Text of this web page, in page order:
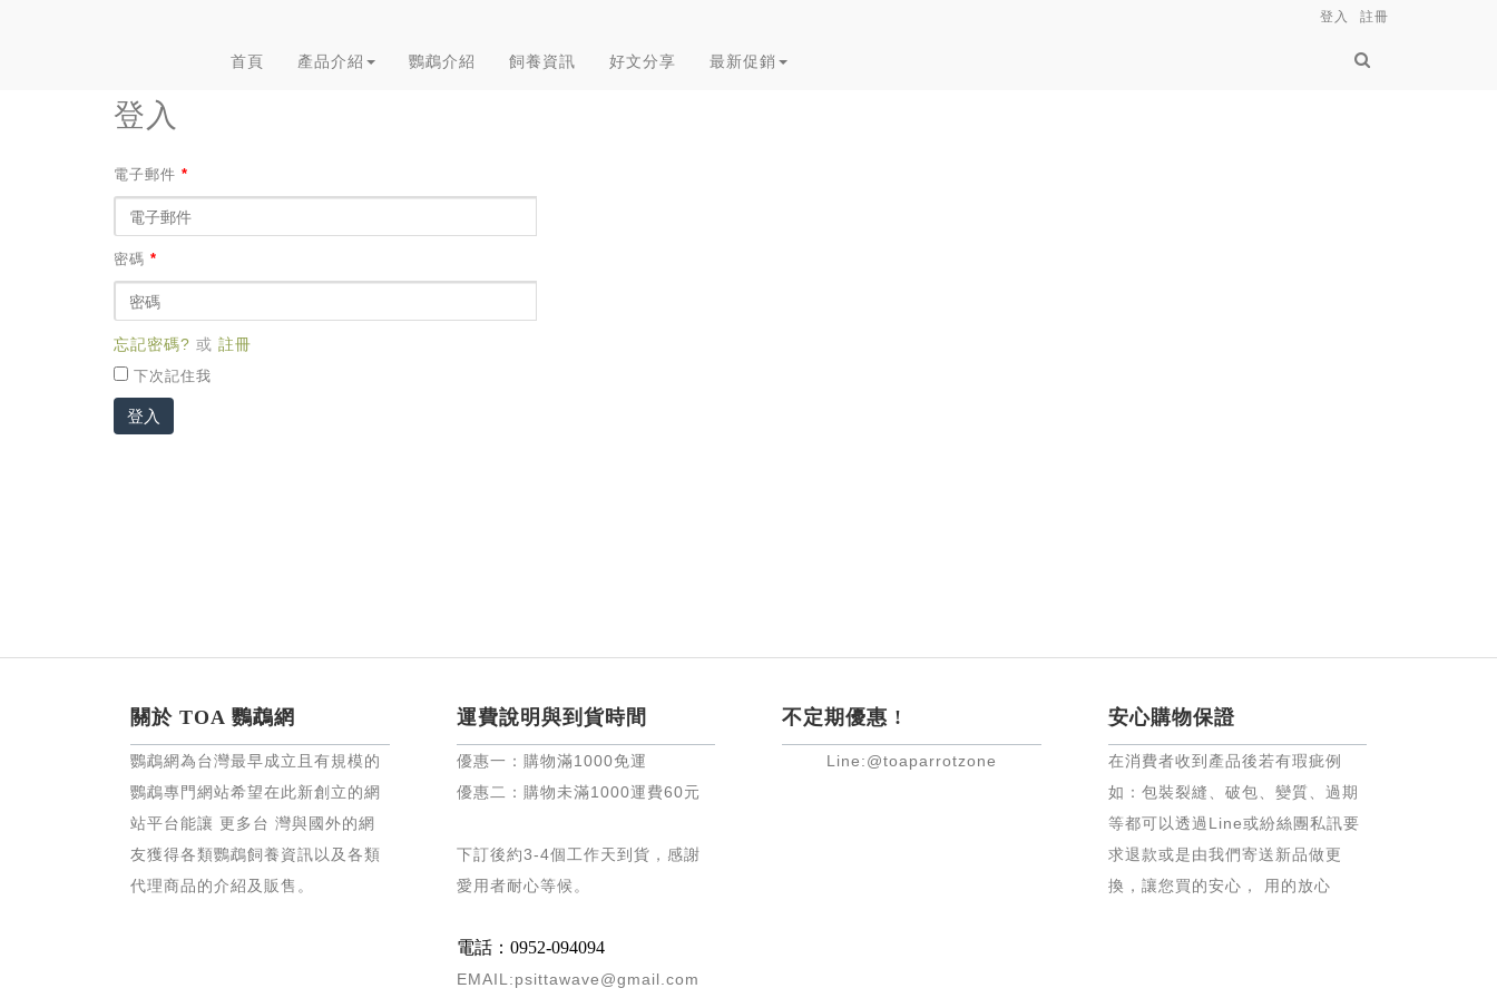
登入 註冊
首頁 產品介紹 鸚鵡介紹 飼養資訊 好文分享 最新促銷
登入
電子郵件 *
密碼 *
忘記密碼? 或 註冊
下次記住我
登入
關於 TOA 鸚鵡網
鸚鵡網為台灣最早成立且有規模的
鸚鵡專門網站希望在此新創立的網
站平台能讓 更多台 灣與國外的網
友獲得各類鸚鵡飼養資訊以及各類
代理商品的介紹及販售。
運費說明與到貨時間
優惠一：購物滿1000免運
優惠二：購物未滿1000運費60元
下訂後約3-4個工作天到貨，感謝
愛用者耐心等候 。
電話：0952-094094
EMAIL:psittawave@gmail.com
不定期優惠 !
Line:@toaparrotzone
安心購物保證
在消費者收到產品後若有瑕疵例
如：包裝裂縫、破包、變質、過期
等都可以透過Line或紛絲團私訊要
求退款或是由我們寄送新品做更
換，讓您買的安心， 用的放心